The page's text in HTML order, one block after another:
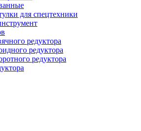
для спецтехники
редуктора
редуктора
редуктора